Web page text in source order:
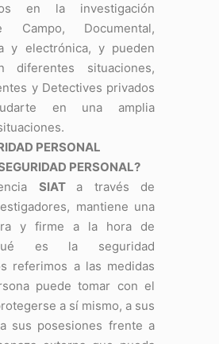
en la investigación
Campo, Documental,
y electrónica, y pueden
diferentes situaciones,
y Detectives privados
en una amplia
PERSONAL
PERSONAL?
SIAT a través de
mantiene una
y firme a la hora de
es la seguridad
referimos a las medidas
puede tomar con el
a sí mismo, a sus
sus posesiones frente a